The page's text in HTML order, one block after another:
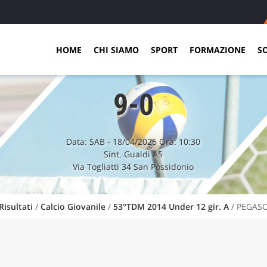
HOME
CHI SIAMO SPORT FORMAZIONE
9-0
Data:SAB - 18/04/2026 Ora: 10:30
Sint. Gualdi A5
Via Togliatti 34 San Possidonio
Risultati / Calcio Giovanile/ 53°TDM 2014 Under 12 gir. A/